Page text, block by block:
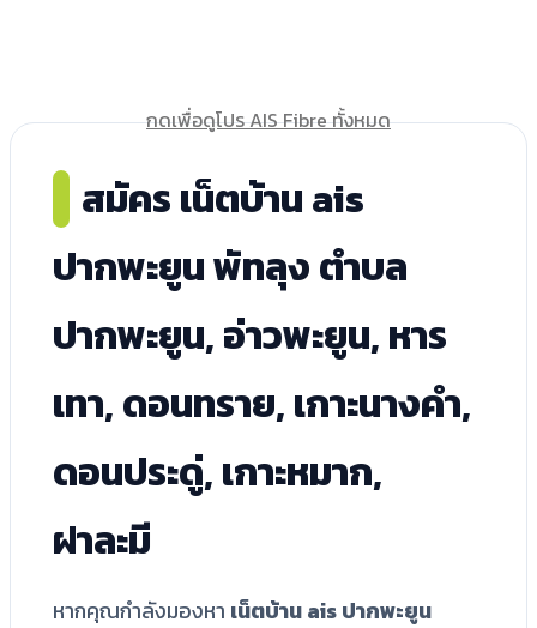
กดเพื่อดูโปร AIS Fibre ทั้งหมด
สมัคร เน็ตบ้าน ais
ปากพะยูน พัทลุง ตำบล
ปากพะยูน, อ่าวพะยูน, หาร
เทา, ดอนทราย, เกาะนางคำ,
ดอนประดู่, เกาะหมาก,
ฝาละมี
หากคุณกำลังมองหา เน็ตบ้าน ais ปากพะยูน